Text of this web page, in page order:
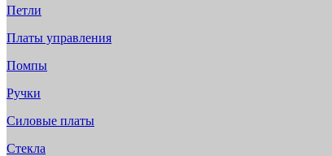
Петли
Платы управления
Помпы
Ручки
Силовые платы
Стекла